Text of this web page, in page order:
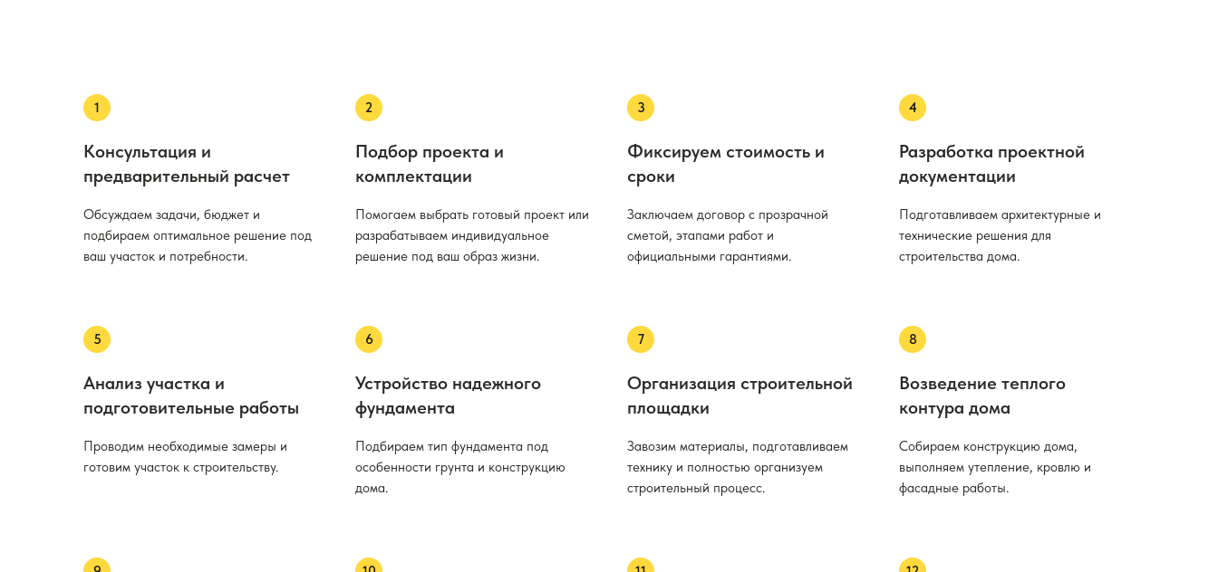
Консультация и
предварительный расчет
Обсуждаем задачи, бюджет и
подбираем оптимальное решение под
ваш участок и потребности.
Подбор проекта и
комплектации
Помогаем выбрать готовый проект или
разрабатываем индивидуальное
решение под ваш образ жизни.
Фиксируем стоимость и
сроки
Заключаем договор с прозрачной
сметой, этапами работ и
официальными гарантиями.
Разработка проектной
документации
Подготавливаем архитектурные и
технические решения для
строительства дома.
Анализ участка и
подготовительные работы
Проводим необходимые замеры и
готовим участок к строительству.
Устройство надежного
фундамента
Подбираем тип фундамента под
особенности грунта и конструкцию
дома.
Организация строительной
площадки
Завозим материалы, подготавливаем
технику и полностью организуем
строительный процесс.
Возведение теплого
контура дома
Собираем конструкцию дома,
выполняем утепление, кровлю и
фасадные работы.